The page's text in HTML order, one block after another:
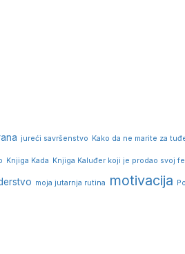
jureći savršenstvo Kako da ne marite za
Knjiga Kada Knjiga Kaluđer koji je prodao svoj
moja jutarnja rutina motivacija